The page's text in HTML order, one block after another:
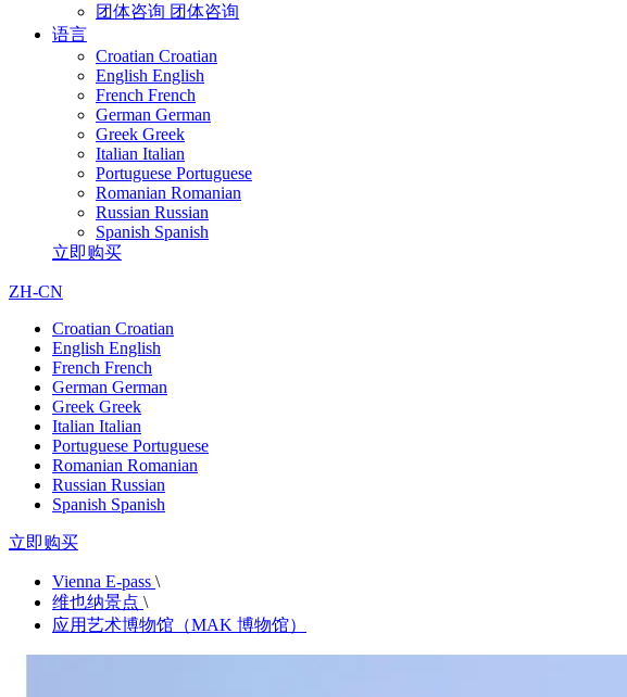
团体咨询 团体咨询
语言
Croatian Croatian
English English
French French
German German
Greek Greek
Italian Italian
Portuguese Portuguese
Romanian Romanian
Russian Russian
Spanish Spanish
立即购买
ZH-CN
Croatian Croatian
English English
French French
German German
Greek Greek
Italian Italian
Portuguese Portuguese
Romanian Romanian
Russian Russian
Spanish Spanish
立即购买
Vienna E-pass \
维也纳景点 \
应用艺术博物馆（MAK 博物馆）